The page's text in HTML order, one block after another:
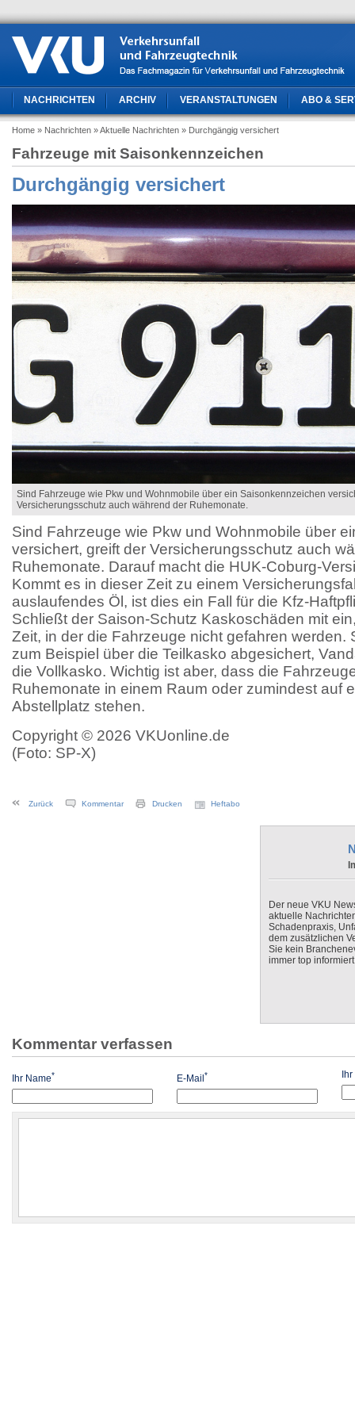
NACHRICHTEN ARCHIV VERANSTALTUNGEN ABO &
Home » Nachrichten » Aktuelle Nachrichten » Durchgängig versichert
Fahrzeuge mit Saisonkennzeichen
Durchgängig versichert
Sind Fahrzeuge wie Pkw und Wohnmobile über ein Saisonkennzeichen
Versicherungsschutz auch während der Ruhemonate.
Sind Fahrzeuge wie Pkw und Wohnmobile über
versichert, greift der Versicherungsschutz auch
Ruhemonate. Darauf macht die HUK-Coburg-
Kommt es in dieser Zeit zu einem
auslaufendes Öl, ist dies ein Fall für die Kfz-
Schließt der Saison-Schutz Kaskoschäden mit
Zeit, in der die Fahrzeuge nicht gefahren werden.
zum Beispiel über die Teilkasko abgesichert,
die Vollkasko. Wichtig ist aber, dass die
Ruhemonate in einem Raum oder zumindest auf
Abstellplatz stehen.
Copyright © 2026 VKUonline.de
(Foto: SP-X)
Zurück Kommentar Drucken Heftabo
Der neue VKU
aktuelle
Schadenpraxis,
dem zusätzlichen
Sie kein
immer top
Kommentar verfassen
Ihr Name* E-Mail* Ihr